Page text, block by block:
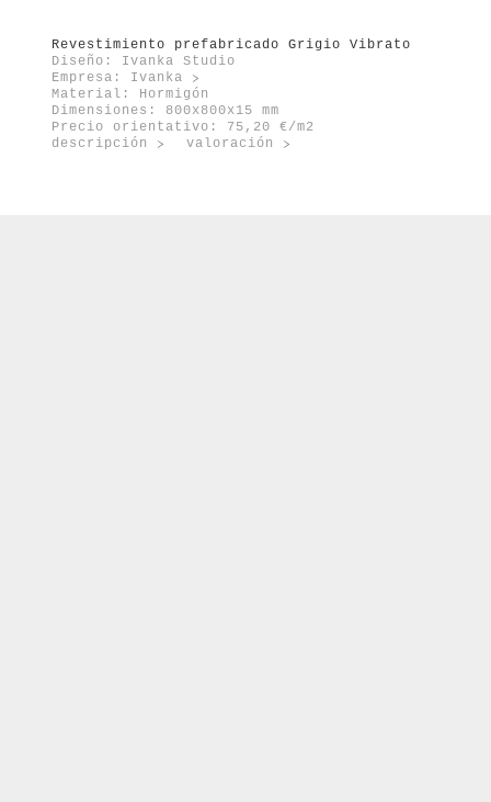
Revestimiento prefabricado Grigio Vibrato
Diseño: Ivanka Studio
Empresa: Ivanka
Material: Hormigón
Dimensiones: 800x800x15 mm
Precio orientativo: 75,20 €/m2
descripción
valoración